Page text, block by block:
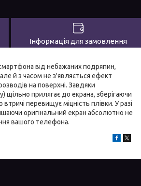
Інформація для замовлення
від небажаних подряпин,
й з часом не з'являється ефект
на поверхні. Завдяки
прилягає до екрана, зберігаючи
перевищує міцність плівки. У разі
оригінальний екран абсолютно не
вашого телефона.